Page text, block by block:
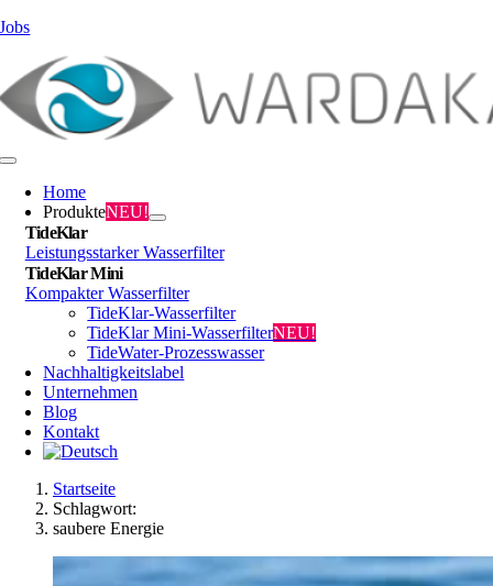
Zum
springen
Jobs
Toggle
NavigationHome
ProdukteNEU!
TideKlar
Leistungsstarker Wasserfilter
TideKlar Mini
Kompakter Wasserfilter
TideKlar-Wasserfilter
TideKlar Mini-WasserfilterNEU!
TideWater-Prozesswasser
Nachhaltigkeitslabel
Unternehmen
Blog
Kontakt
Startseite
Schlagwort:
saubere Energie